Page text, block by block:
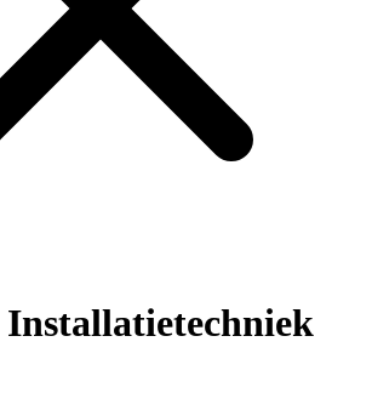
Installatietechniek